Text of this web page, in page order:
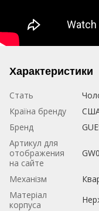
Характеристики
Стать
Країна бренду
Бренд
Артикул для
отображения
на сайте
Механізм
Матеріал
корпуса